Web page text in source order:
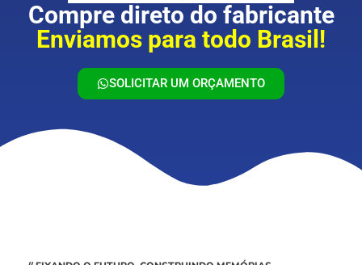
Compre direto do fabricante
Enviamos para todo Brasil!
SOLICITAR UM ORÇAMENTO